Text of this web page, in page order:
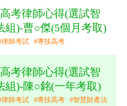
考律師心得(選試智
組)-曹○傑(5個月考取)
律師考試 #專技高考
考律師心得(選試智
組)-陳○銘(一年考取)
律師考試 #專技高考
#智慧財產法